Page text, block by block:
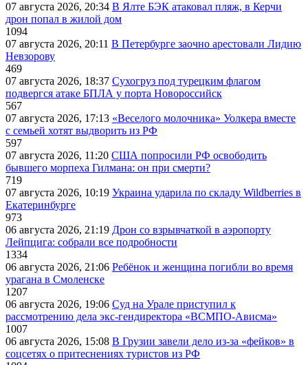
07 августа 2026, 20:34 В Ялте БЭК атаковал пляж, в Керчи
дрон попал в жилой дом
1094
07 августа 2026, 20:11 В Петербурге заочно арестовали Лидию
Невзорову
469
07 августа 2026, 18:37 Сухогруз под турецким флагом
подвергся атаке БПЛА у порта Новороссийск
567
07 августа 2026, 17:13 «Веселого молочника» Уолкера вместе
с семьей хотят выдворить из РФ
597
07 августа 2026, 11:20 США попросили РФ освободить
бывшего морпеха Гилмана: он при смерти?
719
07 августа 2026, 10:19 Украина ударила по складу Wildberries в
Екатеринбурге
973
06 августа 2026, 21:19 Дрон со взрывчаткой в аэропорту
Лейпцига: собрали все подробности
1334
06 августа 2026, 21:06 Ребёнок и женщина погибли во время
урагана в Смоленске
1207
06 августа 2026, 19:06 Суд на Урале приступил к
рассмотрению дела экс-гендиректора «ВСМПО-Ависма»
1007
06 августа 2026, 15:08 В Грузии завели дело из-за «фейков» в
соцсетях о притеснениях туристов из РФ